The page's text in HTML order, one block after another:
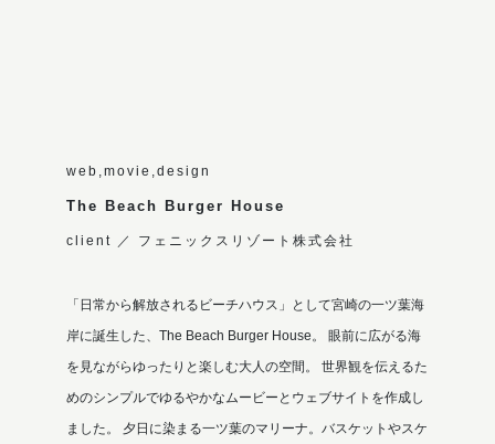
web,movie,design
The Beach Burger House
client ／ フェニックスリゾート株式会社
「日常から解放されるビーチハウス」として宮崎の一ツ葉海
岸に誕生した、The Beach Burger House。 眼前に広がる海
を見ながらゆったりと楽しむ大人の空間。 世界観を伝えるた
めのシンプルでゆるやかなムービーとウェブサイトを作成し
ました。 夕日に染まる一ツ葉のマリーナ。バスケットやスケ